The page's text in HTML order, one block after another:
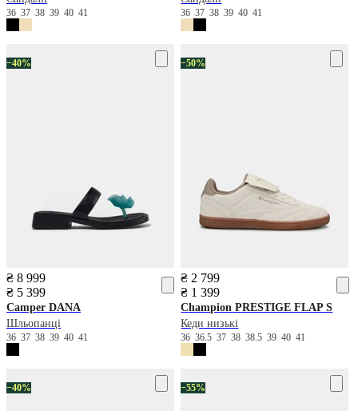
36 37 38 39 40 41 363738394041
−40%
₴ 8 999
₴ 5 399
Camper DANA
Шльопанці
36 37 38 39 40 41
−50%
₴ 2 799
₴ 1 399
Champion PRESTIGE FLAP S
Кеди низькі
3636.5373838.5394041
−40% −55%